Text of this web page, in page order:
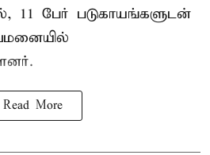
11 பேர் படுகாயங்களுடன்
Read More